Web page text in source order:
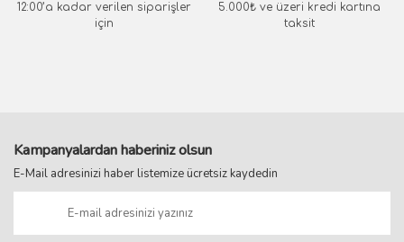
12:00’a kadar verilen siparişler
için
5.000₺ ve üzeri kredi kartına
taksit
Kampanyalardan haberiniz olsun
E-Mail adresinizi haber listemize ücretsiz kaydedin